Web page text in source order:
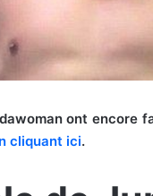
ont encore
cliquant ici.